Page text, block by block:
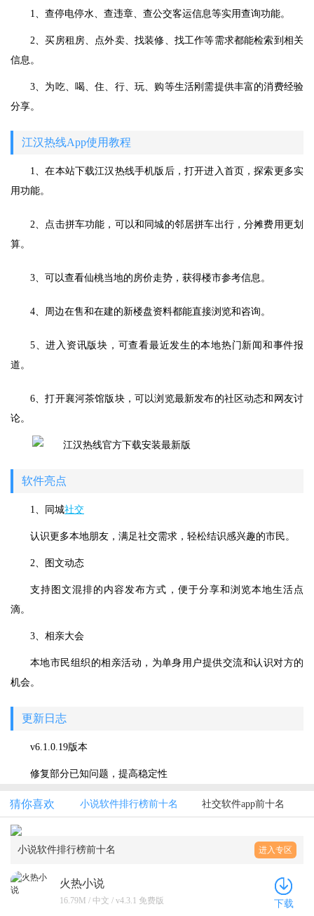
1、查停电停水、查违章、查公交客运信息等实用查询功能。
2、买房租房、点外卖、找装修、找工作等需求都能检索到相关
信息。
3、为吃、喝、住、行、玩、购等生活刚需提供丰富的消费经验
分享。
江汉热线App使用教程
1、在本站下载江汉热线手机版后，打开进入首页，探索更多实
用功能。
2、点击拼车功能，可以和同城的邻居拼车出行，分摊费用更划
算。
3、可以查看仙桃当地的房价走势，获得楼市参考信息。
4、周边在售和在建的新楼盘资料都能直接浏览和咨询。
5、进入资讯版块，可查看最近发生的本地热门新闻和事件报
道。
6、打开襄河茶馆版块，可以浏览最新发布的社区动态和网友讨
论。
软件亮点
1、同城社交
认识更多本地朋友，满足社交需求，轻松结识感兴趣的市民。
2、图文动态
支持图文混排的内容发布方式，便于分享和浏览本地生活点
滴。
3、相亲大会
本地市民组织的相亲活动，为单身用户提供交流和认识对方的
机会。
更新日志
v6.1.0.19版本
修复部分已知问题，提高稳定性
猜你喜欢 小说软件排行榜前十名 社交软件app前十名
小说软件排行榜前十名 进入专区
火热小说
16.79M / 中文 / v4.3.1 免费版 下载